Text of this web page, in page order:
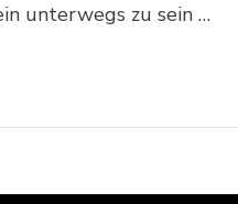
unterwegs zu sein …